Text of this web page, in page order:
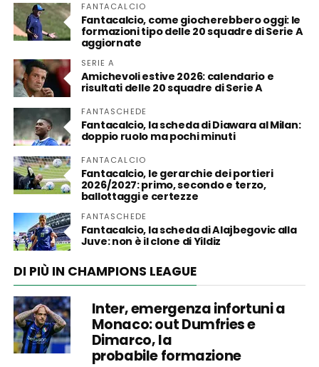
FANTACALCIO
Fantacalcio, come giocherebbero oggi: le
formazioni tipo delle 20 squadre di Serie A
aggiornate
SERIE A
Amichevoli estive 2026: calendario e
risultati delle 20 squadre di Serie A
FANTASCHEDE
Fantacalcio, la scheda di Diawara al Milan:
doppio ruolo ma pochi minuti
FANTACALCIO
Fantacalcio, le gerarchie dei portieri
2026/2027: primo, secondo e terzo,
ballottaggi e certezze
FANTASCHEDE
Fantacalcio, la scheda di Alajbegovic alla
Juve: non è il clone di Yildiz
DI PIÙ IN CHAMPIONS LEAGUE
Inter, emergenza infortuni a
Monaco: out Dumfries e
Dimarco, la
probabile formazione